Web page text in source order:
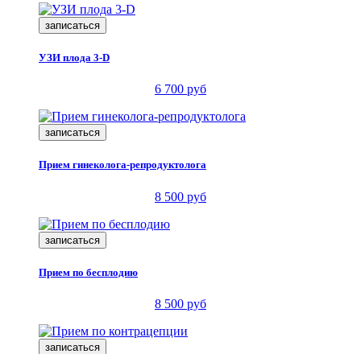
записаться
УЗИ плода 3-D
6 700 руб
записаться
Прием гинеколога-репродуктолога
8 500 руб
записаться
Прием по бесплодию
8 500 руб
записаться